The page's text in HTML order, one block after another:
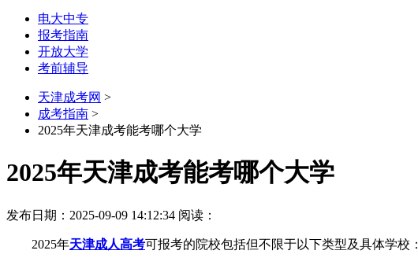
电大中专
报考指南
开放大学
考前辅导
天津成考网 >
成考指南 >
2025年天津成考能考哪个大学
2025年天津成考能考哪个大学
发布日期：2025-09-09 14:12:34 阅读：
2025年天津成人高考可报考的院校包括但不限于以下类型及具体学校：